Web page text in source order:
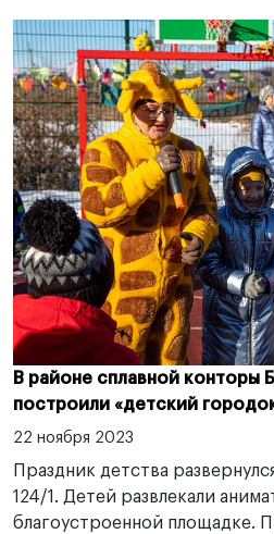
В районе сплавной конторы
построили «детский
22 ноября 2023
Праздник детства
124/1. Детей развлекали
благоустроенной площадке.